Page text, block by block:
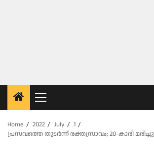
Primary
Menu
Home
2022 July
1
പ്രസവത്തെ തുടർന്ന് രക്തസ്രാവം; 20-കാരി മരിച്ചു